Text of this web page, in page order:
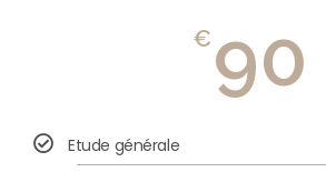
€ 90
Etude générale